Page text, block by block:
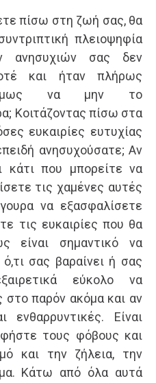
πίσω στη ζωή σας, θα
πλειοψηφία
σας δεν
και ήταν πλήρως
όμως να μην το
Κοιτάζοντας πίσω στα
ευκαιρίες ευτυχίας
ανησυχούσατε; Αν
κάτι που μπορείτε να
τις χαμένες αυτές
να εξασφαλίσετε
τις ευκαιρίες που θα
είναι σημαντικό να
σας βαραίνει ή σας
εύκολο να
παρόν ακόμα και αν
ενθαρρυντικές. Είναι
τους φόβους και
και την ζήλεια, την
Κάτω από όλα αυτά